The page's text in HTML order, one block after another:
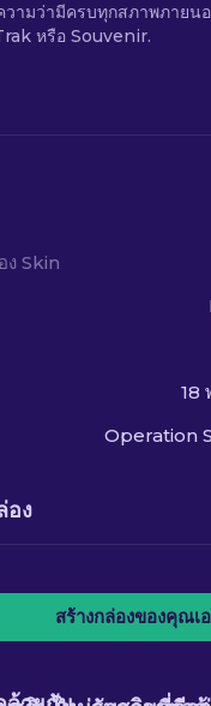
วามว่ามีครบทุกสภาพภายน
หรือ Souvenir.
ง Skin
18
Operation
อง
สร้างกล่องของคุณเ